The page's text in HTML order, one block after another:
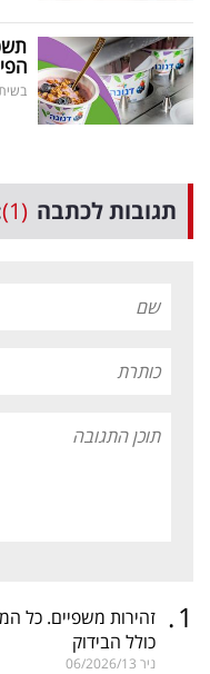
תגובות לכתבה (1)
1
. זהירות משפיים. כל
כולל הבידוק
ניר 06/2026/13